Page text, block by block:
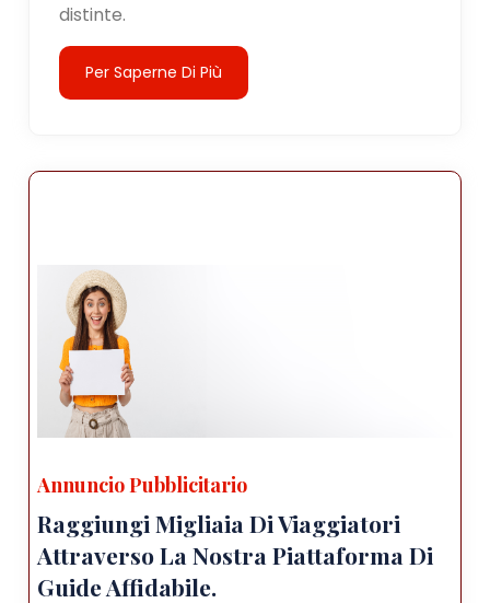
distinte.
Per Saperne Di Più
Annuncio Pubblicitario
Raggiungi Migliaia Di Viaggiatori
Attraverso La Nostra Piattaforma Di
Guide Affidabile.